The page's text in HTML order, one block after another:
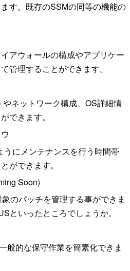
す。既存のSSMの同等の機能の
アウォールの構成やアプリケー
管理することができます。
ネットワーク構成、OS詳細情
できます。
にメンテナンスを行う時間帯
ができます。
Soon)
のパッチを管理する事ができま
といったところでしょうか。
般的な保守作業を簡素化できま